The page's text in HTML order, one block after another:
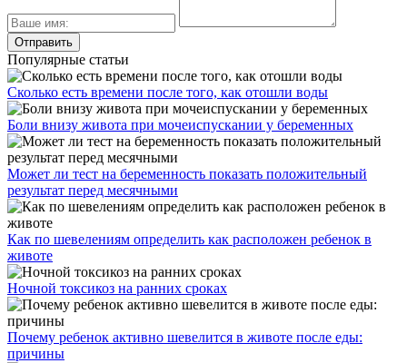
Популярные статьи
Сколько есть времени после того, как отошли воды
Боли внизу живота при мочеиспускании у беременных
Может ли тест на беременность показать положительный
результат перед месячными
Как по шевелениям определить как расположен ребенок в
животе
Ночной токсикоз на ранних сроках
Почему ребенок активно шевелится в животе после еды:
причины